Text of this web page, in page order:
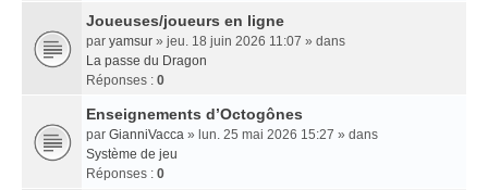
Joueuses/joueurs en ligne
par yamsur » jeu. 18 juin 2026 11:07 » dans
La passe du Dragon
Réponses : 0
Enseignements dʼOctogônes
par GianniVacca » lun. 25 mai 2026 15:27 » dans
Système de jeu
Réponses : 0